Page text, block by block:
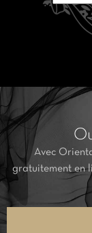
Avec
gratuitement en